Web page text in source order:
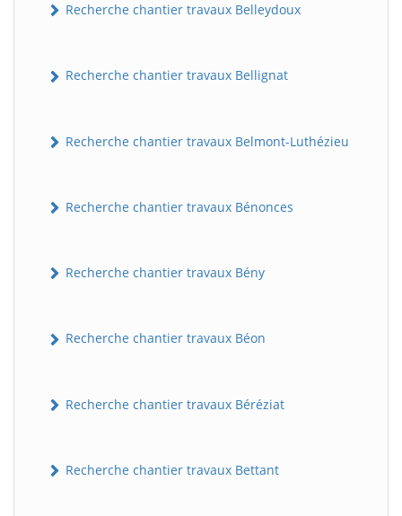
Recherche chantier travaux Belleydoux
Recherche chantier travaux Bellignat
Recherche chantier travaux Belmont-Luthézieu
Recherche chantier travaux Bénonces
Recherche chantier travaux Bény
Recherche chantier travaux Béon
Recherche chantier travaux Béréziat
Recherche chantier travaux Bettant